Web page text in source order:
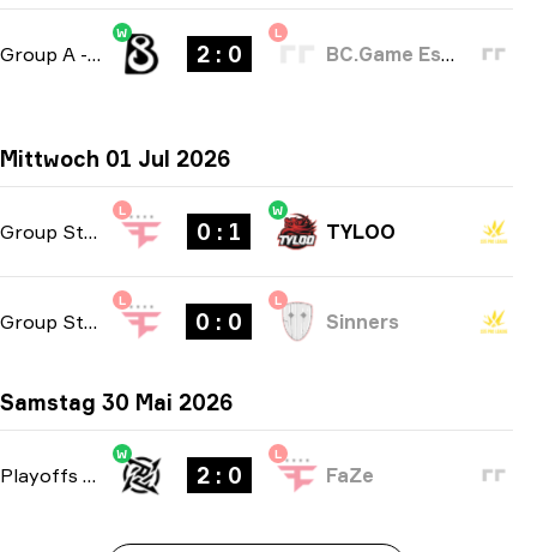
Group A - bo3
W
2 : 0
L
BC.Game Esports
Mittwoch 01 Jul 2026
Group Stage -bo1
L
0 : 1
W
TYLOO
Group Stage -bo1
L
0 : 0
L
Sinners
Samstag 30 Mai 2026
Playoffs bo3
W
2 : 0
L
FaZe